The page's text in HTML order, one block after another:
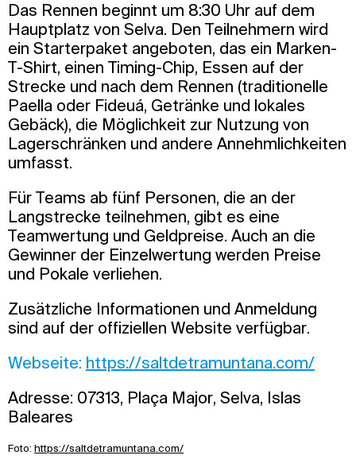
Das Rennen beginnt um 8:30 Uhr auf dem
Hauptplatz von Selva. Den Teilnehmern wird
ein Starterpaket angeboten, das ein Marken-
T-Shirt, einen Timing-Chip, Essen auf der
Strecke und nach dem Rennen (traditionelle
Paella oder Fideuá, Getränke und lokales
Gebäck), die Möglichkeit zur Nutzung von
Lagerschränken und andere Annehmlichkeiten
umfasst.
Für Teams ab fünf Personen, die an der
Langstrecke teilnehmen, gibt es eine
Teamwertung und Geldpreise. Auch an die
Gewinner der Einzelwertung werden Preise
und Pokale verliehen.
Zusätzliche Informationen und Anmeldung
sind auf der offiziellen Website verfügbar.
Webseite: https://saltdetramuntana.com/
Adresse: 07313, Plaça Major, Selva, Islas
Baleares
Foto: https://saltdetramuntana.com/